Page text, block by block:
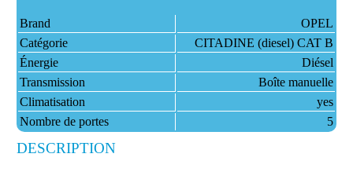
Brand
OPEL
Catégorie
CITADINE (diesel) CAT B
Énergie
Diésel
Transmission
Boîte manuelle
Climatisation
yes
Nombre de portes
5
DESCRIPTION